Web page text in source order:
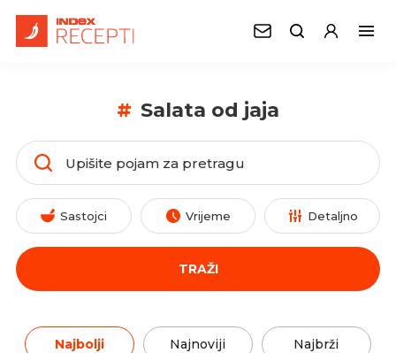
# Salata od jaja
Sastojci Vrijeme Detaljno
TRAŽI
Najbolji Najnoviji Najbrži